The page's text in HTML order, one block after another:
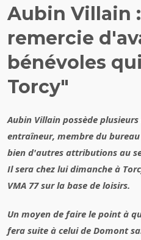
Aubin Villain
remercie
bénévoles
Torcy"
Aubin Villain possède
entraîneur, membre du
bien d'autres attributions au
Il sera chez lui dimanche à
VMA 77 sur la base de loisirs.
Un moyen de faire le point à
fera suite à celui de Domont